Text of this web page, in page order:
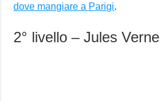
dove mangiare a Parigi.
2° livello – Jules Verne